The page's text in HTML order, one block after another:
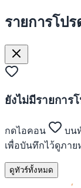
รายการโปร
ยังไม่มีรายการ
กดไอคอน
บน
เพื่อบันทึกไว้ดูภาย
ดูทัวร์ทั้งหมด